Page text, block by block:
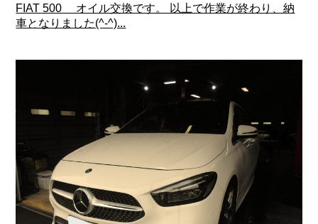
FIAT 500 オイル交換です。 以上で作業が終わり、納
車となりました(^-^)...